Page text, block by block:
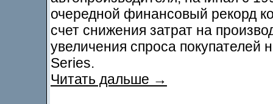
очередной финансовый рекорд
счет снижения затрат на
увеличения спроса покупателей
Series.
Читать дальше →